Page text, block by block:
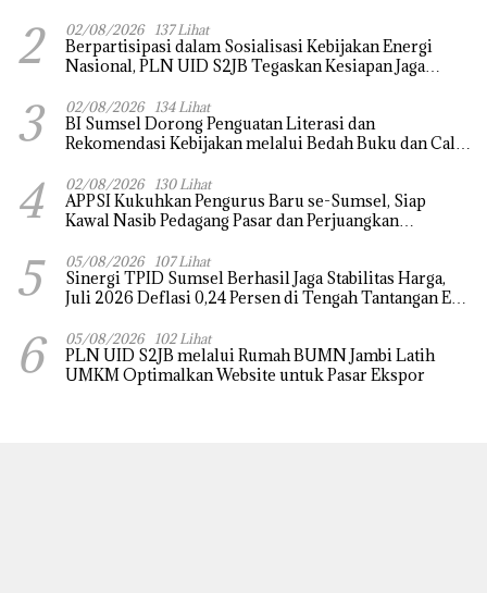
Inflasi
2 02/08/2026 137 Lihat
Berpartisipasi dalam Sosialisasi Kebijakan Energi
Nasional, PLN UID S2JB Tegaskan Kesiapan Jaga
3 02/08/2026 134 Lihat
BI Sumsel Dorong Penguatan Literasi dan
Rekomendasi Kebijakan melalui Bedah Buku dan Call
2026
4 02/08/2026 130 Lihat
APPSI Kukuhkan Pengurus Baru se-Sumsel, Siap
Kawal Nasib Pedagang Pasar dan Perjuangkan
5 05/08/2026 107 Lihat
Sinergi TPID Sumsel Berhasil Jaga Stabilitas Harga,
Juli 2026 Deflasi 0,24 Persen di Tengah Tantangan El
6 05/08/2026 102 Lihat
PLN UID S2JB melalui Rumah BUMN Jambi Latih
UMKM Optimalkan Website untuk Pasar Ekspor